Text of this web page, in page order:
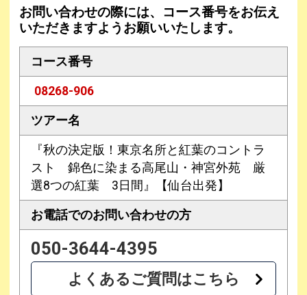
お問い合わせの際には、コース番号をお伝え
いただきますようお願いいたします。
コース番号
08268-906
ツアー名
『秋の決定版！東京名所と紅葉のコントラ
スト 錦色に染まる高尾山・神宮外苑 厳
選8つの紅葉 3日間』【仙台出発】
お電話でのお問い合わせの方
050-3644-4395
よくあるご質問はこちら